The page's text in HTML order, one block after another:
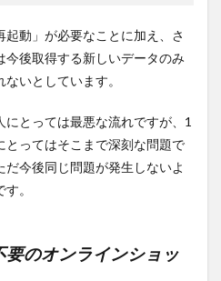
動」が必要なことに加え、さ
今後取得する新しいデータのみ
いとしています。
とっては最悪な流れですが、1
とってはそこまで深刻な問題で
今後同じ問題が発生しないよ
。
要のオンラインショッ